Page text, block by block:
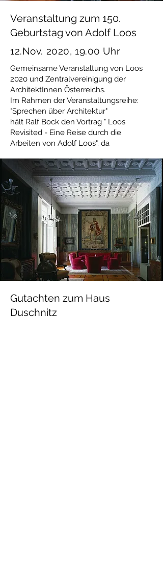
Veranstaltung zum 150.
Geburtstag von Adolf Loos
12.Nov. 2020, 19.00 Uhr
Gemeinsame Veranstaltung von Loos
2020 und Zentralvereinigung der
ArchitektInnen Österreichs.
Im Rahmen der Veranstaltungsreihe:
"Sprechen über Architektur"
hält Ralf Bock den Vortrag " Loos
Revisited - Eine Reise durch die
Arbeiten von Adolf Loos". da
Gutachten zum Haus
Duschnitz